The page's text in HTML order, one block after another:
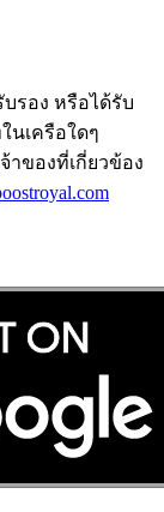
บรอง หรือได้รับ
นเครือใดๆ
าของที่เกี่ยวข้อง